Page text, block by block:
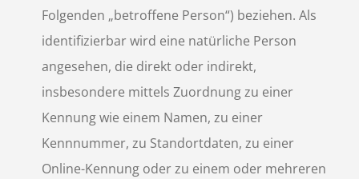
Folgenden „betroffene Person“) beziehen. Als
identifizierbar wird eine natürliche Person
angesehen, die direkt oder indirekt,
insbesondere mittels Zuordnung zu einer
Kennung wie einem Namen, zu einer
Kennnummer, zu Standortdaten, zu einer
Online-Kennung oder zu einem oder mehreren